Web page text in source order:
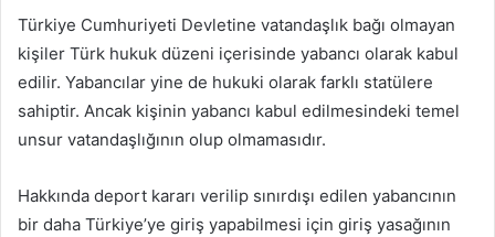
Türkiye Cumhuriyeti Devletine vatandaşlık bağı olmayan
kişiler Türk hukuk düzeni içerisinde yabancı olarak kabul
edilir. Yabancılar yine de hukuki olarak farklı statülere
sahiptir. Ancak kişinin yabancı kabul edilmesindeki temel
unsur vatandaşlığının olup olmamasıdır.
Hakkında deport kararı verilip sınırdışı edilen yabancının
bir daha Türkiye’ye giriş yapabilmesi için giriş yasağının